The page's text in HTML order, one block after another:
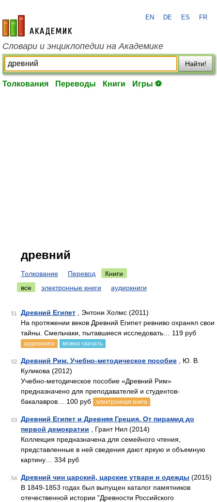
academic.ru
EN DE ES FR
Словари и энциклопедии на Академике
Найти!
Толкования Переводы Книги Игры ⚽
древний
Толкование Перевод
Книги
все
электронные книги аудиокниги
51 Древний Египет , Энтони Холмс (2011)
На протяжении веков Древний Египет ревниво охранял свои
тайны. Смельчаки, пытавшиеся исследовать… 119 руб
аудиокнига можно скачать
52 Древний Рим. Учебно-методическое пособие , Ю. В.
Куликова (2012)
Учебно-методическое пособие «Древний Рим»
предназначено для преподавателей и студентов-
бакалавров… 100 руб
электронная книга
53
Древний Египет и Древняя Греция. От пирамид до
первой демократии , Грант Нил (2014)
Коллекция предназначена для семейного чтения,
представленные в ней сведения дают яркую и объемную
картину… 334 руб
54 Древний чин царский, царские утвари и одежды (2015)
В 1849-1853 годах был выпущен каталог памятников
отечественной истории "Древности Российского